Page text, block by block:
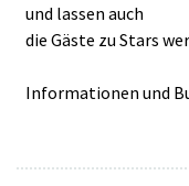
und lassen auch
die Gäste zu Stars
Informationen und